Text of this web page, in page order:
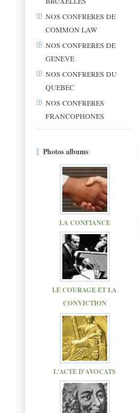
NOS CONFRERES DE
COMMON LAW
NOS CONFRERES DE
GENEVE
NOS CONFRERES DU
QUEBEC
NOS CONFRERES
FRANCOPHONES
Photos albums
LA CONFIANCE
LE COURAGE ET LA
CONVICTION
L'ACTE D'AVOCATS